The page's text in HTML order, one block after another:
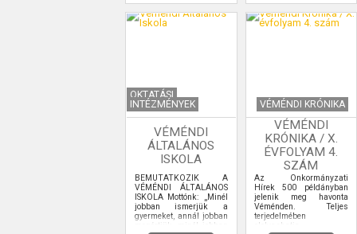
OKTATÁSI
INTÉZMÉNYEK
VÉMÉNDI
ÁLTALÁNOS
ISKOLA
BEMUTATKOZIK A
VÉMÉNDI ÁLTALÁNOS
ISKOLA Mottónk: „Minél
jobban ismerjük a
gyermeket, annál jobban
megértjük, minél jobban
VÉMÉNDI KRÓNIKA
VÉMÉNDI
KRÓNIKA / X.
ÉVFOLYAM 4.
SZÁM
Az Önkormányzati
Hírek 500 példányban
jelenik meg havonta
Véménden. Teljes
terjedelmében
elolvashatja.